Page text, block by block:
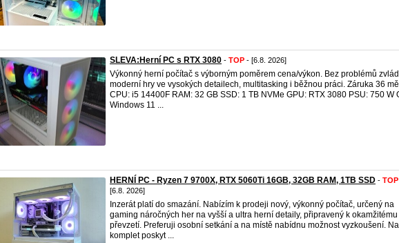
SLEVA:Herní PC s RTX 3080 - TOP - [6.8. 2026]
Výkonný herní počítač s výborným poměrem cena/výkon. Bez problémů
moderní hry ve vysokých detailech, multitasking i běžnou práci. Záruka 36
CPU: i5 14400F RAM: 32 GB SSD: 1 TB NVMe GPU: RTX 3080 PSU: 750 W
Windows 11 ...
HERNÍ PC - Ryzen 7 9700X, RTX 5060Ti 16GB, 32GB RAM, 1TB SSD - TOP
[6.8. 2026]
Inzerát platí do smazání. Nabízím k prodeji nový, výkonný počítač, určený na
gaming náročných her na vyšší a ultra herní detaily, připravený k okamžitému
převzetí. Preferuji osobní setkání a na místě nabídnu možnost vyzkoušení.
komplet poskyt ...